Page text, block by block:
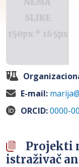
E-mail:
ORCID:0000-
Projekti
istraživač